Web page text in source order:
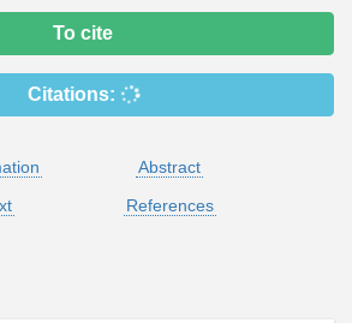
To cite
Citations:
Abstract
References